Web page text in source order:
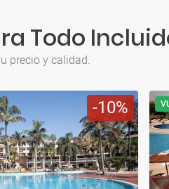
Todo
precio y calidad.
10